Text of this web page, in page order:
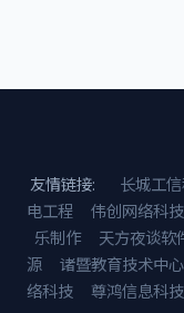
友情链接: 长城工
电工程
伟创网络科技
乐制作
天方夜谈软
源
诸暨教育技术中心
络科技
尊鸿信息科技